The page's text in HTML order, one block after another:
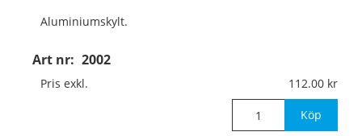
Art nr: 2002
Aluminiumskylt.
Med aluminiumskena
350x10x3 mm
Pris exkl. 112.00
Köp